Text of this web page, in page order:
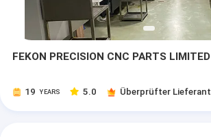
FEKON PRECISION CNC PARTS LIMITED
19 YEARS 5.0 Überprüfter Lieferant